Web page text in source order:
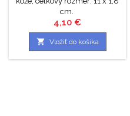
cm.
Cena
4,10 €
 Vložiť do košíka